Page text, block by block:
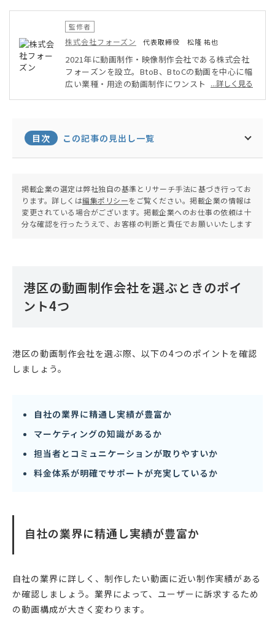
監修者
株式会社フォーズン 代表取締役 松隆 祐也
2021年に動画制作・映像制作会社である株式会社
フォーズンを設立。BtoB、BtoCの動画を中心に幅
広い業種・用途の動画制作にワンストップで対応。
括的なサポートシステムの構築を目指している。
...詳しく見る
目次 この記事の見出し一覧
掲載企業の選定は弊社独自の基準とリサーチ手法に基づき行ってお
ります。詳しくは編集ポリシーをご覧ください。掲載企業の情報は
変更されている場合がございます。掲載企業へのお仕事の依頼は十
分な確認を行ったうえで、お客様の判断と責任でお願いいたします
港区の動画制作会社を選ぶときのポイ
ント4つ
港区の動画制作会社を選ぶ際、以下の4つのポイントを確認
しましょう。
自社の業界に精通し実績が豊富か
マーケティングの知識があるか
担当者とコミュニケーションが取りやすいか
料金体系が明確でサポートが充実しているか
自社の業界に精通し実績が豊富か
自社の業界に詳しく、制作したい動画に近い制作実績がある
か確認しましょう。業界によって、ユーザーに訴求するため
の動画構成が大きく変わります。